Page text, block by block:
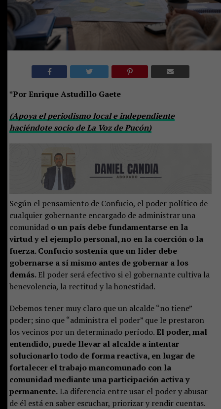
*Por Enrique Astudillo Gaete
(Apoya el periodismo local e independiente
haciéndote socio de La Voz de Pucón)
Según el pensamiento de Confucio, el poder político de
cualquier gobernante encargado de administrar una
comunidad o un país debe fundamentarse en la
virtud y el ejemplo personal, no en la coerción o la
fuerza. Confucio sostenía que un líder debe
gobernarse a sí mismo antes de gobernar a los
demás.El poder será efectivo si el gobernante cultiva la
benevolencia, la rectitud y la honestidad.
Debemos tener muy claro que un alcalde “no tiene”
poder; sino que “administra el poder” que le prestaron
los vecinos por un determinado período. El poder, mal
entendido, puede llevar al alcalde a intentar
solucionarlo todo de forma reactiva, en lugar de
fortalecer el trabajo mancomunado con la
comunidad mediante una participación activa y
permanente.La diferencia entre usar el poder y abusar
de él está en saber escuchar, priorizar y rendir cuentas.